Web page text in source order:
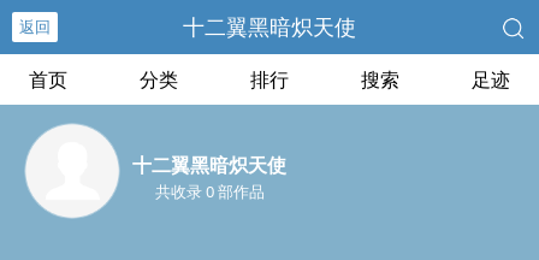
返回 十二翼黑暗炽天使
首页 分类 排行 搜索 足迹
十二翼黑暗炽天使
共收录 0 部作品